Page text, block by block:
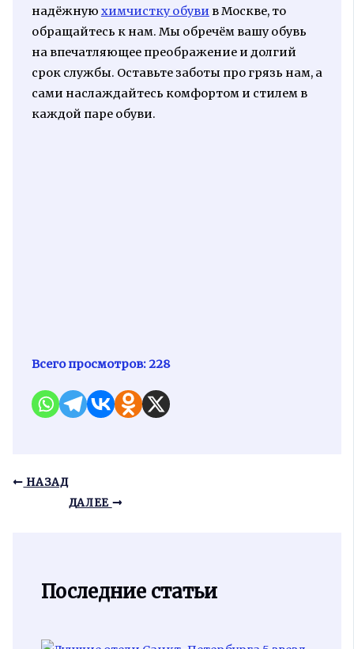
надёжную химчистку обуви в Москве, то
обращайтесь к нам. Мы обречём вашу обувь
на впечатляющее преображение и долгий
срок службы. Оставьте заботы про грязь нам, а
сами наслаждайтесь комфортом и стилем в
каждой паре обуви.
Всего просмотров:228
НАЗАД
ДАЛЕЕ
Последние статьи